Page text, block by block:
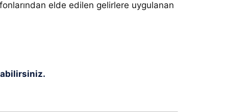
fonlarından elde edilen gelirlere uygulanan